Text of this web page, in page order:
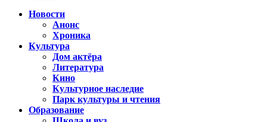
Новости
Анонс
Хроника
Культура
Дом актёра
Литература
Кино
Культурное наследие
Парк культуры и чтения
Образование